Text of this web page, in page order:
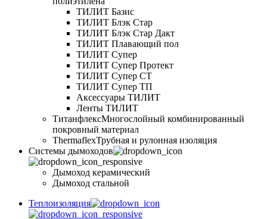
ТИЛИТ Базис
ТИЛИТ Блэк Стар
ТИЛИТ Блэк Стар Дакт
ТИЛИТ Плавающий пол
ТИЛИТ Супер
ТИЛИТ Супер Протект
ТИЛИТ Супер СТ
ТИЛИТ Супер ТП
Аксессуары ТИЛИТ
Ленты ТИЛИТ
ТитанфлексМногослойный комбинированный
покровный материал
ThermaflexТрубная и рулонная изоляция
Cистемы дымоходов
Дымоход керамический
Дымоход стальной
Теплоизоляция